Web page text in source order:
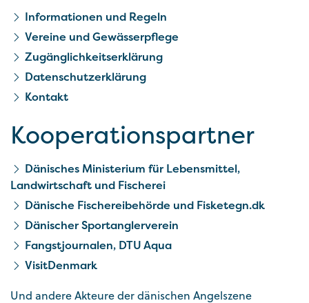
Informationen und Regeln
Vereine und Gewässerpflege
Zugänglichkeitserklärung
Datenschutzerklärung
Kontakt
Kooperationspartner
Dänisches Ministerium für Lebensmittel,
Landwirtschaft und Fischerei
Dänische Fischereibehörde und Fisketegn.dk
Dänischer Sportanglerverein
Fangstjournalen, DTU Aqua
VisitDenmark
Und andere Akteure der dänischen Angelszene